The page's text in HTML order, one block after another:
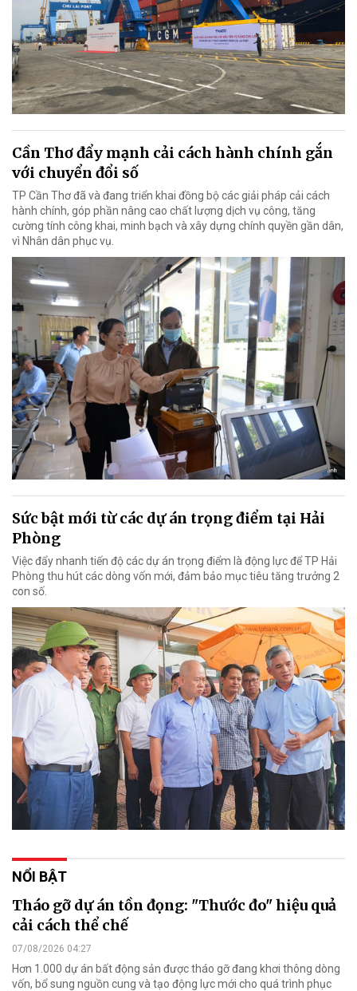
Cần Thơ đẩy mạnh cải cách hành chính gắn
với chuyển đổi số
TP Cần Thơ đã và đang triển khai đồng bộ các giải pháp cải cách
hành chính, góp phần nâng cao chất lượng dịch vụ công, tăng
cường tính công khai, minh bạch và xây dựng chính quyền gần dân,
vì Nhân dân phục vụ.
Sức bật mới từ các dự án trọng điểm tại Hải
Phòng
Việc đẩy nhanh tiến độ các dự án trọng điểm là động lực để TP Hải
Phòng thu hút các dòng vốn mới, đảm bảo mục tiêu tăng trưởng 2
con số.
NỔI BẬT
Tháo gỡ dự án tồn đọng: "Thước đo" hiệu quả
cải cách thể chế
07/08/2026 04:27
Hơn 1.000 dự án bất động sản được tháo gỡ đang khơi thông dòng
vốn, bổ sung nguồn cung và tạo động lực mới cho quá trình phục